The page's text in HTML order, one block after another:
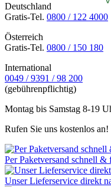
Deutschland
Gratis-Tel. 0800 / 122 4000
Österreich
Gratis-Tel. 0800 / 150 180
International
0049 / 9391 / 98 200
(gebührenpflichtig)
Montag bis Samstag 8-19
Rufen Sie uns kostenlos
Per Paketversand schnell &
Unser Lieferservice direkt